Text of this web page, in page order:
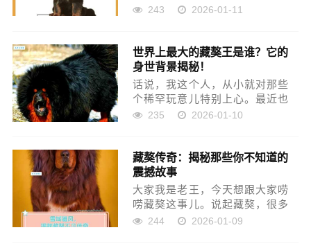
头，真不是一般人能搞定的，但
也是脑袋一热就决定要养，那会
儿啥都不懂，就凭着一股子热
情，现...
243 2026-01-11
世界上最大的藏獒王是谁？它的
身世背景揭秘！
话说，我这个人，从小就对那些
个稀罕玩意儿特别上心。最近也
不知道咋的，刷手机的时候，突
蓬松得跟个墩子似的，站那儿跟
堵墙似的，气势汹汹的。当下我
就...
235 2026-01-10
藏獒传奇：揭秘那些你不知道的
震撼故事
大家我是老王，今天想跟大家唠
唠藏獒这事儿。说起藏獒，很多
人脑子里可能立马就蹦出“凶猛”、
244 2026-01-09